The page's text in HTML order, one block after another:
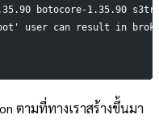
botocore-1.35.90
user can result in
ตามที่ทางเราสร้างขึ้นมา